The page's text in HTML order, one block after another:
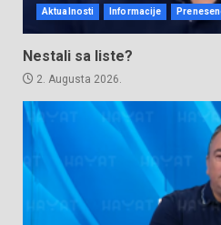
Aktualnosti Informacije
Nestali sa liste?
2. Augusta 2026.